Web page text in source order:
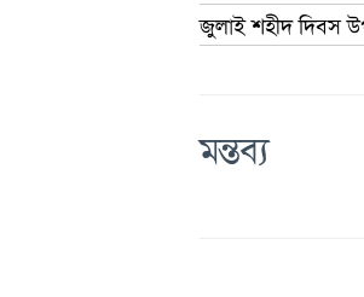
জুলাই শহীদ দিবস
মন্তব্য